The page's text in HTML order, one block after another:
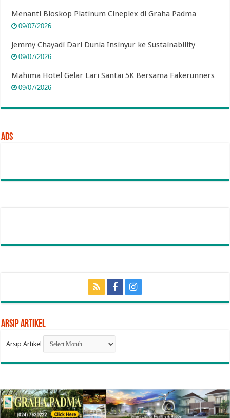
Menanti Bioskop Platinum Cineplex di Graha Padma
09/07/2026
Jemmy Chayadi Dari Dunia Insinyur ke Sustainability
09/07/2026
Mahima Hotel Gelar Lari Santai 5K Bersama Fakerunners
09/07/2026
Ads
Arsip Artikel
Arsip Artikel